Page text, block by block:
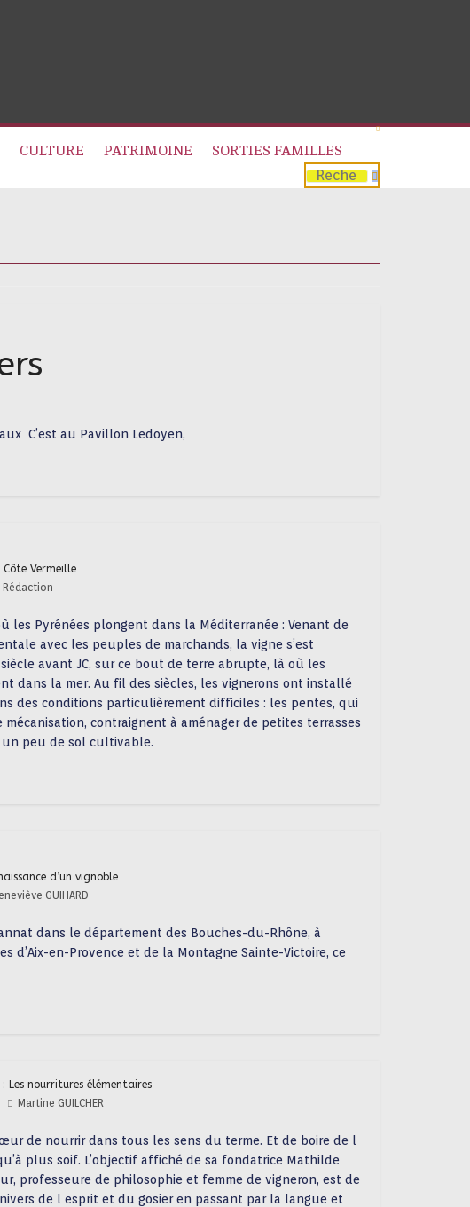
CULTURE PATRIMOINE
SORTIES FAMILLES
C’est au Pavillon Ledoyen,
Vermeille
Rédaction
les Pyrénées plongent dans la Méditerranée : Venant de
avec les peuples de marchands, la vigne s’est
avant JC, sur ce bout de terre abrupte, là où les
dans la mer. Au fil des siècles, les vignerons ont installé
des conditions particulièrement difficiles : les pentes, qui
contraignent à aménager de petites terrasses
peu de sol cultivable.
d’un vignoble
GUIHARD
dans le département des Bouches-du-Rhône, à
d’Aix-en-Provence et de la Montagne Sainte-Victoire, ce
: Les nourritures élémentaires
Martine GUILCHER
de nourrir dans tous les sens du terme. Et de boire de l
plus soif. L’objectif affiché de sa fondatrice Mathilde
professeure de philosophie et femme de vigneron, est de
de l esprit et du gosier en passant par la langue et